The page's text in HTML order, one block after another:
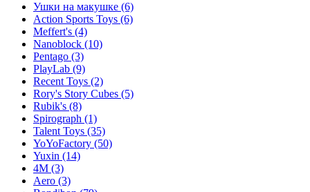
Ушки на макушке (6)
Action Sports Toys (6)
Meffert's (4)
Nanoblock (10)
Pentago (3)
PlayLab (9)
Recent Toys (2)
Rory's Story Cubes (5)
Rubik's (8)
Spirograph (1)
Talent Toys (35)
YoYoFactory (50)
Yuxin (14)
4M (3)
Aero (3)